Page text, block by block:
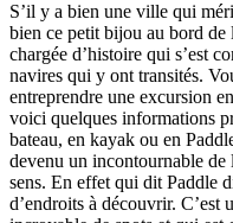
S’il y a bien une ville qui
bien ce petit bijou au bord
chargée d’histoire qui s’est
navires qui y ont transités.
entreprendre une excursion
voici quelques informations
bateau, en kayak ou en
devenu un incontournable de
sens. En effet qui dit Paddle
d’endroits à découvrir.